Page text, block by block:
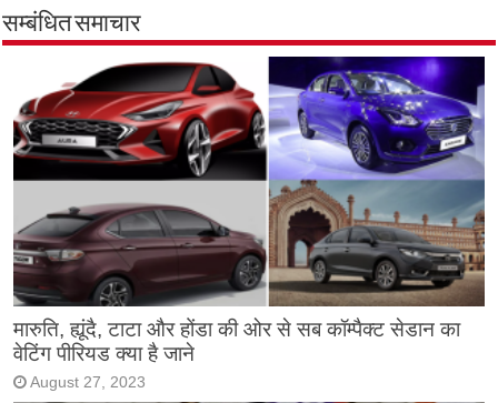
सम्बंधित समाचार
मारुति, ह्यूंदै, टाटा और होंडा की ओर से सब कॉम्पैक्ट सेडान का
वेटिंग पीरियड क्या है जाने
August 27, 2023